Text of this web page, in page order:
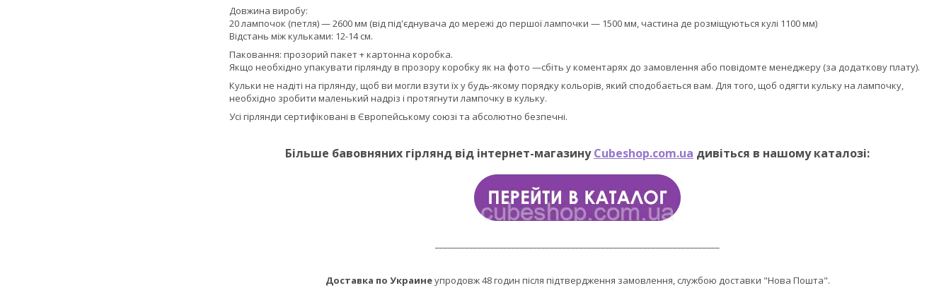
Довжина виробу:
20 лампочок (петля) — 2600 мм (від під'єднувача до мережі до першої лампочки — 1500 мм, частина де розміщуються кулі 1100 мм)
Відстань між кульками: 12-14 см.
Паковання: прозорий пакет + картонна коробка.
Якщо необхідно упакувати гірлянду в прозору коробку як на фото —сбіть у коментарях до замовлення або повідомте менеджеру (за додаткову плату).
Кульки не надіті на гірлянду, щоб ви могли взути їх у будь-якому порядку кольорів, який сподобається вам. Для того, щоб одягти кульку на лампочку,
необхідно зробити маленький надріз і протягнути лампочку в кульку.
Усі гірлянди сертифіковані в Європейському союзі та абсолютно безпечні.
Більше бавовняних гірлянд від інтернет-магазинуCubeshop.com.ua дивіться в нашому каталозі:
Доставка по Украинеупродовж 48 годин після підтвердження замовлення, службою доставки "Нова Пошта".